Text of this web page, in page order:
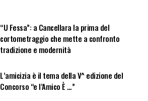
“U Fessa”: a Cancellara la prima del
cortometraggio che mette a confronto
tradizione e modernità
L’amicizia è il tema della V^ edizione del
Concorso “e l’Amico È …”